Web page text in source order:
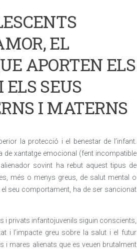
EL
APORTEN ELS
ELS SEUS
I MATERNS
la protecció i el benestar de l’infant.
de xantatge emocional (fent incompatible
alienador sovint ha rebut aquest tipus de
més o menys greus, de salut mental o
seu comportament, ha de ser sancionat
i privats infantojuvenils siguin conscients,
i l’impacte greu sobre la salut i el futur
i mares alienats que es veuen brutalment